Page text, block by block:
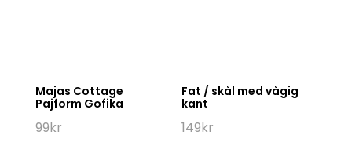
Majas Cottage
Pajform Gofika
99kr
Fat / skål med vågig
kant
149kr